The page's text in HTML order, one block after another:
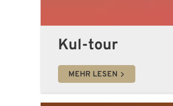
Kul-tour
MEHR LESEN